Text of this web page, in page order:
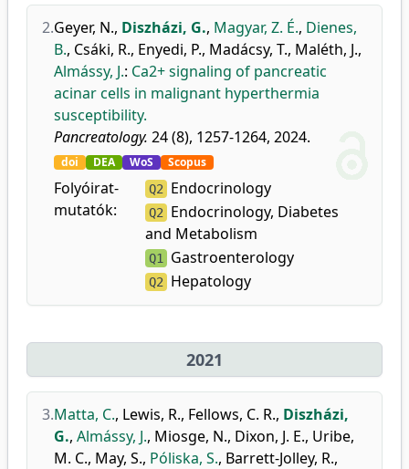
2.Geyer, N., Diszházi, G., Magyar, Z. É., Dienes,
B., Csáki, R., Enyedi, P., Madácsy, T., Maléth, J.,
Almássy, J.: Ca2+ signaling of pancreatic
acinar cells in malignant hyperthermia
susceptibility.
Pancreatology. 24 (8), 1257-1264, 2024.
doi DEA WoS Scopus
Folyóirat-
mutatók:
Q2 Endocrinology
Q2
Endocrinology, Diabetes
and Metabolism
Q1 Gastroenterology
Q2 Hepatology
2021
3.Matta, C., Lewis, R., Fellows, C. R., Diszházi,
G., Almássy, J., Miosge, N., Dixon, J. E., Uribe,
M. C., May, S., Póliska, S., Barrett-Jolley, R.,